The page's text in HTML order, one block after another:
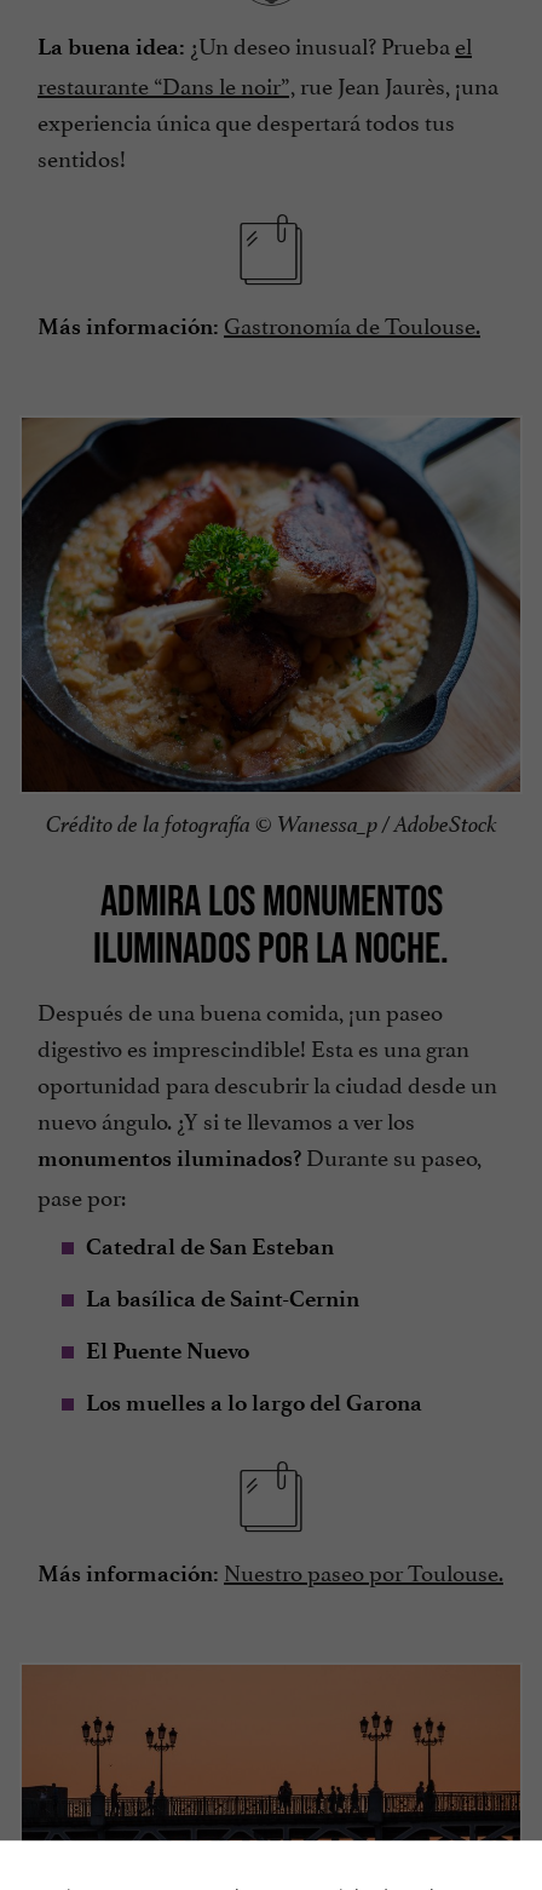
La buena idea: ¿Un deseo inusual? Prueba el
restaurante “Dans le noir”, rue Jean Jaurès, ¡una
experiencia única que despertará todos tus
sentidos!
Más información: Gastronomía de Toulouse.
Crédito de la fotografía © Wanessa_p / AdobeStock
ADMIRA LOS MONUMENTOS
ILUMINADOS POR LA NOCHE.
Después de una buena comida, ¡un paseo
digestivo es imprescindible! Esta es una gran
oportunidad para descubrir la ciudad desde un
nuevo ángulo. ¿Y si te llevamos a ver los
monumentos iluminados? Durante su paseo,
pase por:
Catedral de San Esteban
La basílica de Saint-Cernin
El Puente Nuevo
Los muelles a lo largo del Garona
Más información: Nuestro paseo por Toulouse.